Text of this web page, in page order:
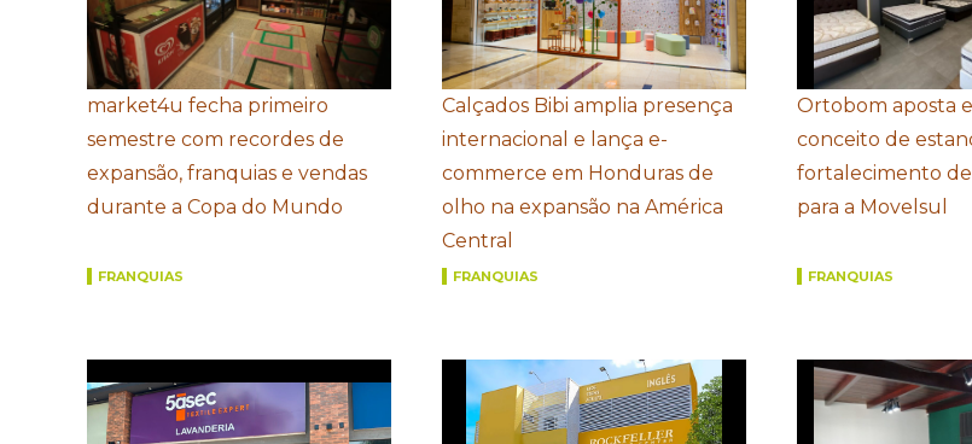
market4u fecha primeiro
semestre com recordes de
expansão, franquias e vendas
durante a Copa do Mundo
FRANQUIAS
Calçados Bibi amplia presença
internacional e lança e-
commerce em Honduras de
olho na expansão na América
Central
FRANQUIAS
Ortobom aposta
conceito de
fortalecimento
para a Movelsul
FRANQUIAS